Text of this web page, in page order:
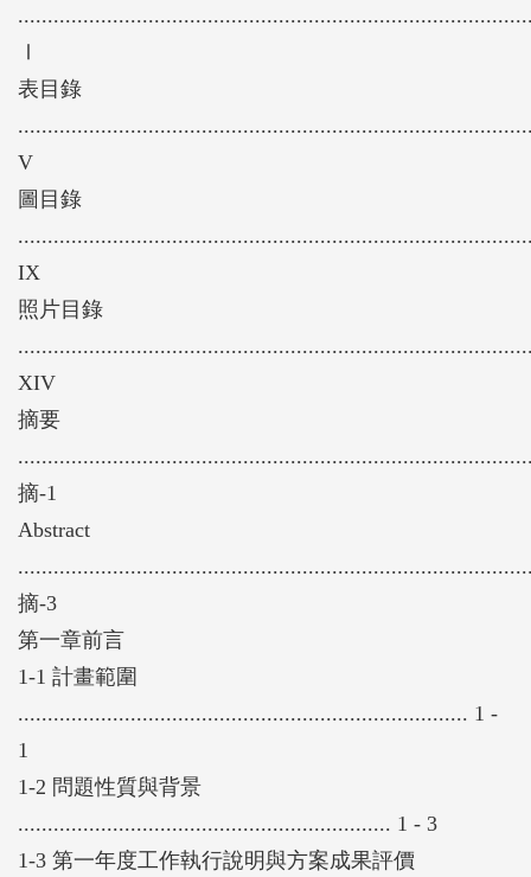
防護工法研發應用，維護海堤設施功能」三大計畫目
標。
本年度計畫工作已蒐集計畫區鄰近海域，往昔潮位、
波浪、海流、海岸漂砂、水文、地層下陷、海岸生
態、海岸防護設施、歷年災害等資料，進行彙整分
析。有關地形水深測量與分析作業方面，已於2016年
4月中旬完成控制測量，於6月1~10日完成冬季波浪作
用後之地形水深測
量工作，安平商港至二仁溪口段颱風過後地形水深測
量工作，於9月19、21~22日執行完成，而曾文溪口至
安平商港段夏季波浪作用後之地形水深測量，則於10
月下旬完成，同時依據測量成果配合蒐集之歷年水深
地形資料，進行地形水深侵淤分析作業。另於7月28
日辦理底質採樣作業，並完成相關分析工作。
海岸環境特性及發展潛力分析作業，已綜合評估台南
海岸曾文溪口至二仁溪口區段之土地利用分佈、職掌
權責範圍、整體景觀遊憩分佈特性、整體海岸環境協
調性、濱海生物與其棲息地分佈概況、海岸環境之敏
感程度與發展潛力，研提鯤鯓海堤段作為海岸環境營
造改善之區段。
重要課題分析評估方面，已就鯤鯓海堤段進行海岸防
護需要性評估、現有海岸防護構造物改善評估、海岸
地形改善評估、海岸生態維護評估、環境維護營造評
Ⅰ
表目錄
V
圖目錄
IX
照片目錄
XIV
摘要
摘-1
Abstract
摘-3
第一章前言
1-1 計畫範圍
............................................................................ 1 -
1
1-2 問題性質與背景
............................................................... 1 - 3
1-3 第一年度工作執行說明與方案成果評價